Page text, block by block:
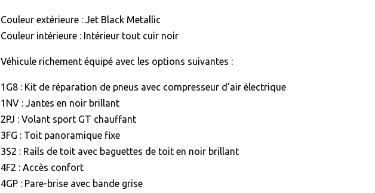
Couleur extérieure : Jet Black Metallic
Couleur intérieure : Intérieur tout cuir noir
Véhicule richement équipé avec les options suivantes :
1G8 : Kit de réparation de pneus avec compresseur d’air électrique
1NV : Jantes en noir brillant
2PJ : Volant sport GT chauffant
3FG : Toit panoramique fixe
3S2 : Rails de toit avec baguettes de toit en noir brillant
4F2 : Accès confort
4GP : Pare-brise avec bande grise